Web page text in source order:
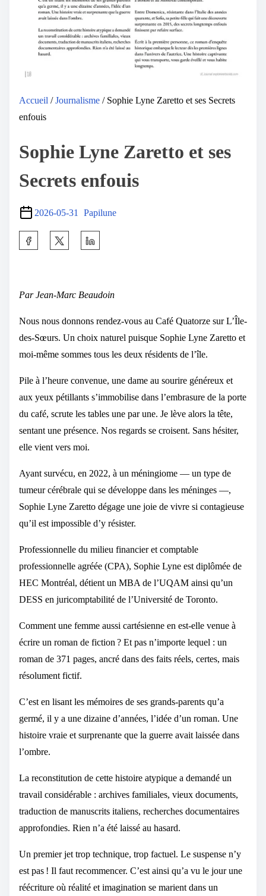
Accueil /Journalisme / Sophie Lyne Zaretto et ses Secrets
enfouis
Sophie Lyne Zaretto et ses
Secrets enfouis
2026-05-31 Papilune
Par Jean-Marc Beaudoin
Nous nous donnons rendez-vous au Café Quatorze sur L’Île-
des-Sœurs. Un choix naturel puisque Sophie Lyne Zaretto et
moi-même sommes tous les deux résidents de l’île.
Pile à l’heure convenue, une dame au sourire généreux et
aux yeux pétillants s’immobilise dans l’embrasure de la porte
du café, scrute les tables une par une. Je lève alors la tête,
sentant une présence. Nos regards se croisent. Sans hésiter,
elle vient vers moi.
Ayant survécu, en 2022, à un méningiome — un type de
tumeur cérébrale qui se développe dans les méninges —,
Sophie Lyne Zaretto dégage une joie de vivre si contagieuse
qu’il est impossible d’y résister.
Professionnelle du milieu financier et comptable
professionnelle agréée (CPA), Sophie Lyne est diplômée de
HEC Montréal, détient un MBA de l’UQAM ainsi qu’un
DESS en juricomptabilité de l’Université de Toronto.
Comment une femme aussi cartésienne en est-elle venue à
écrire un roman de fiction ? Et pas n’importe lequel : un
roman de 371 pages, ancré dans des faits réels, certes, mais
résolument fictif.
C’est en lisant les mémoires de ses grands-parents qu’a
germé, il y a une dizaine d’années, l’idée d’un roman. Une
histoire vraie et surprenante que la guerre avait laissée dans
l’ombre.
La reconstitution de cette histoire atypique a demandé un
travail considérable : archives familiales, vieux documents,
traduction de manuscrits italiens, recherches documentaires
approfondies. Rien n’a été laissé au hasard.
Un premier jet trop technique, trop factuel. Le suspense n’y
est pas ! Il faut recommencer. C’est ainsi qu’a vu le jour une
réécriture où réalité et imagination se marient dans un